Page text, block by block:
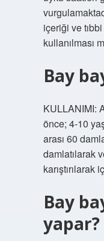
içeriği ve
kullanılması
Bay
KULLANIMI:
önce; 4-10
arası 60
damlatılarak
karıştırılarak
Bay
yapar?